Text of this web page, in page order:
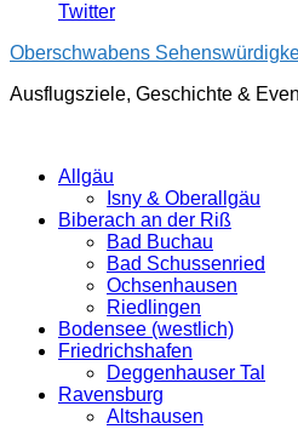
Twitter
Oberschwabens
Ausflugsziele, Geschichte &
Allgäu
Isny & Oberallgäu
Biberach an der Riß
Bad Buchau
Bad Schussenried
Ochsenhausen
Riedlingen
Bodensee (westlich)
Friedrichshafen
Deggenhauser Tal
Ravensburg
Altshausen